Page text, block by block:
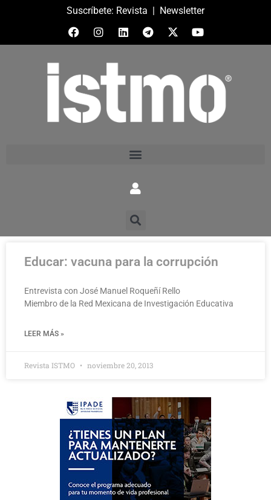
Suscríbete: Revista | Newsletter
Educar: vacuna para la corrupción
Entrevista con José Manuel Roqueñí Rello
Miembro de la Red Mexicana de Investigación Educativa
LEER MÁS »
Revista ISTMO noviembre 20, 2013